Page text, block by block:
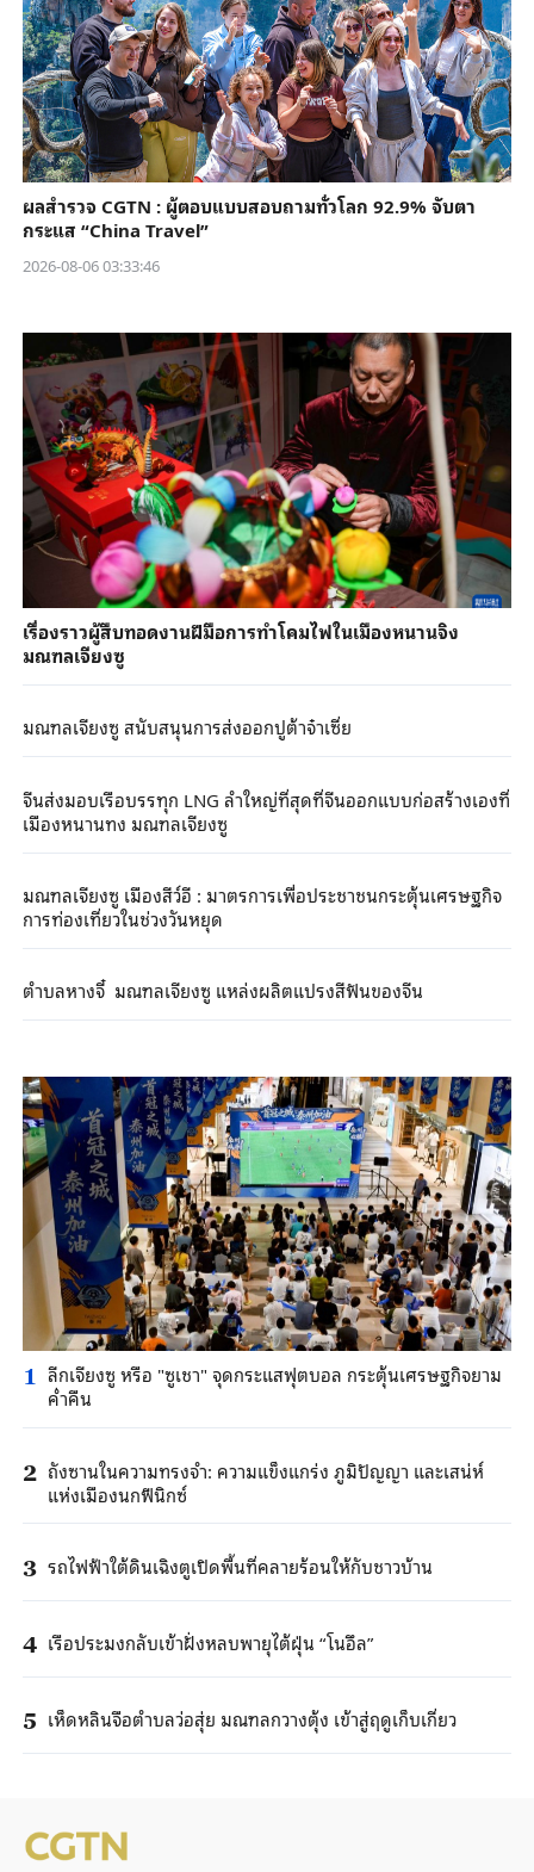
ผลสำรวจ CGTN : ผู้ตอบแบบสอบถามทั่วโลก 92.9% จับตา
กระแส “China Travel”
2026-08-06 03:33:46
เรื่องราวผู้สืบทอดงานฝีมือการทำโคมไฟในเมืองหนานจิง
มณฑลเจียงซู
มณฑลเจียงซู สนับสนุนการส่งออกปูต้าจ๋าเซี่ย
จีนส่งมอบเรือบรรทุก LNG ลำใหญ่ที่สุดที่จีนออกแบบก่อสร้างเองที่
เมืองหนานทง มณฑลเจียงซู
มณฑลเจียงซู เมืองสีว์อี : มาตรการเพื่อประชาชนกระตุ้นเศรษฐกิจ
การท่องเที่ยวในช่วงวันหยุด
ตำบลหางจี๋ มณฑลเจียงซู แหล่งผลิตแปรงสีฟันของจีน
1 ลีกเจียงซู หรือ "ซูเชา" จุดกระแสฟุตบอล กระตุ้นเศรษฐกิจยาม
ค่ำคืน
2 ถังซานในความทรงจำ: ความแข็งแกร่ง ภูมิปัญญา และเสน่ห์
แห่งเมืองนกฟีนิกซ์
3 รถไฟฟ้าใต้ดินเฉิงตูเปิดพื้นที่คลายร้อนให้กับชาวบ้าน
4 เรือประมงกลับเข้าฝั่งหลบพายุไต้ฝุ่น “โนอึล”
5 เห็ดหลินจือตำบลว่อสุ่ย มณฑลกวางตุ้ง เข้าสู่ฤดูเก็บเกี่ยว